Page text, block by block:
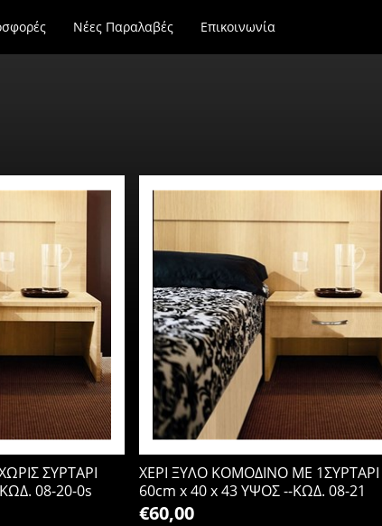
Νέες Παραλαβές Επικοινωνία
ΣΥΡΤΑΡΙ
08-20-0s
ΧΕΡΙ ΞΥΛΟ ΚΟΜΟΔΙΝΟ ΜΕ 1ΣΥΡΤΑΡΙ
60cm x 40 x 43 ΥΨΟΣ --ΚΩΔ. 08-21
€60,00